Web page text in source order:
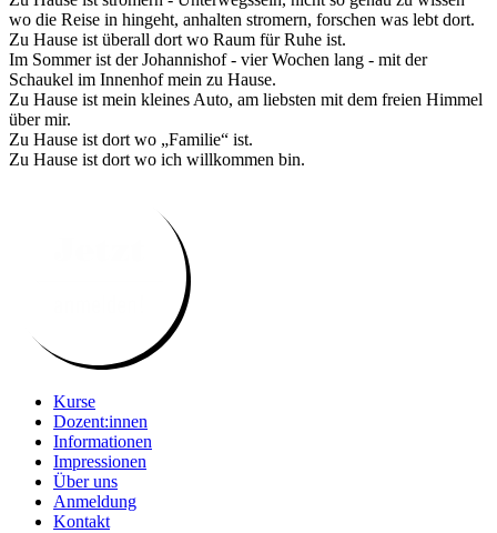
wo die Reise in hingeht, anhalten stromern, forschen was lebt dort.
Zu Hause ist überall dort wo Raum für Ruhe ist.
Im Sommer ist der Johannishof - vier Wochen lang - mit der
Schaukel im Innenhof mein zu Hause.
Zu Hause ist mein kleines Auto, am liebsten mit dem freien Himmel
über mir.
Zu Hause ist dort wo „Familie“ ist.
Zu Hause ist dort wo ich willkommen bin.
Kurse
Dozent:innen
Informationen
Impressionen
Über uns
Anmeldung
Kontakt